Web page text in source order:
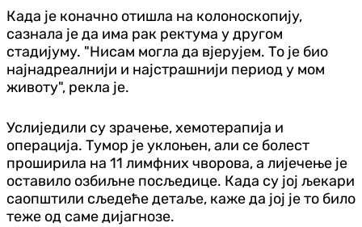
Када је коначно отишла на колоноскопију,
сазнала је да има рак ректума у ​​другом
стадијуму. "Нисам могла да вјерујем. То је био
најнадреалнији и најстрашнији период у мом
животу", рекла је.
Услиједили су зрачење, хемотерапија и
операција. Тумор је уклоњен, али се болест
проширила на 11 лимфних чворова, а лијечење је
оставило озбиљне посљедице. Када су јој љекари
саопштили сљедеће детаље, каже да јој је то било
теже од саме дијагнозе.